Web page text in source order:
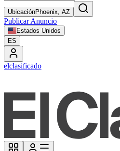
UbicaciónPhoenix, AZ
Publicar Anuncio
Estados Unidos
ES
elclasificado